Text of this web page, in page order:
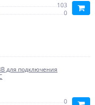
103
0
для подключения
0